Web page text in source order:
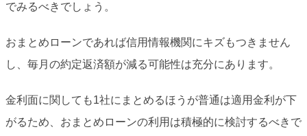
でみるべきでしょう。
おまとめローンであれば信用情報機関にキズもつきません
し、毎月の約定返済額が減る可能性は充分にあります。
金利面に関しても1社にまとめるほうが普通は適用金利が下
がるため、おまとめローンの利用は積極的に検討するべきで